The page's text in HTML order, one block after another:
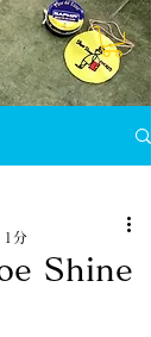
Shine
1分